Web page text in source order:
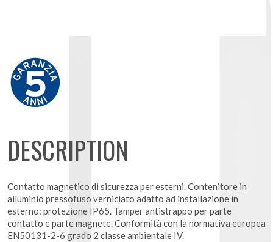
DESCRIPTION
Contatto magnetico di sicurezza per esterni. Contenitore in
alluminio pressofuso verniciato adatto ad installazione in
esterno: protezione IP65. Tamper antistrappo per parte
contatto e parte magnete. Conformità con la normativa europea
EN50131-2-6 grado 2 classe ambientale IV.